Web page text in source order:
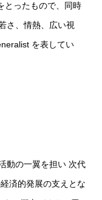
とったもので、同時
さ、情熱、広い視
を表してい
動の一翼を担い 次代
済的発展の支えとな